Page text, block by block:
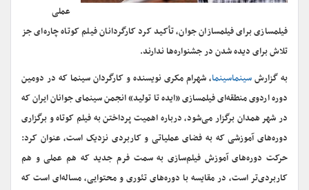
عملی
فیلمسازی برای فیلمسازان جوان، تأکید کرد کارگردانان فیلم کوتاه چاره‌ای جز
تلاش برای دیده شدن در جشنواره‌ها ندارند.
به گزارشسینماسینما، شهرام مکری نویسنده و کارگردان سینما که در دومین
دوره اردوی منطقه‌ای فیلمسازی «ایده تا تولید» انجمن سینمای جوانان ایران که
در شهر همدان برگزار می‌شود، درباره اهمیت پرداختن به فیلم کوتاه و برگزاری
دوره‌های آموزشی که به فضای عملیاتی و کاربردی نزدیک است، عنوان کرد:
حرکت دوره‌های آموزش فیلم‌سازی به سمت فرم جدید که هم عملی و هم
کاربردی‌تر است، در مقایسه با دوره‌های تئوری و محتوایی، مساله‌ای است که